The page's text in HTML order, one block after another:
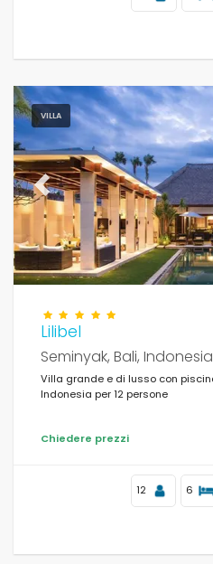
VILLA
Previous
Lilibel
Seminyak, Bali, Indonesia
Villa grande e di lusso con piscina privata a Seminyak, Bali, in
Indonesia per 12 persone
Chiedere prezzi
12 6